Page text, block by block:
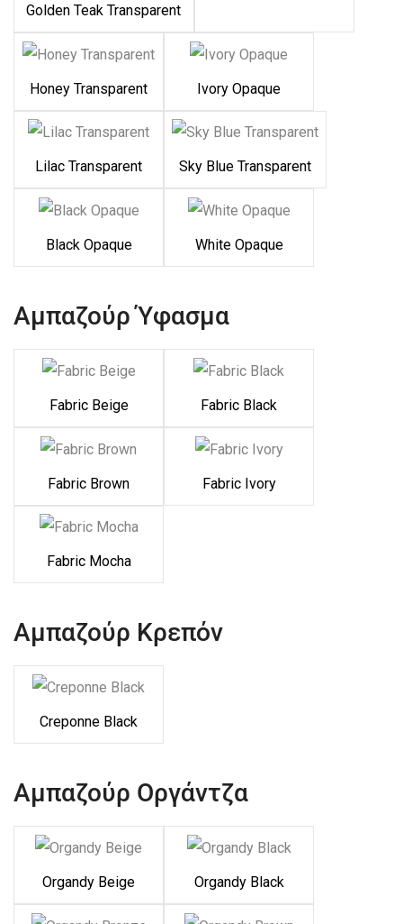
Golden Teak Transparent
Honey Transparent Ivory Opaque
Lilac Transparent Sky Blue Transparent
Black Opaque White Opaque
Αμπαζούρ Ύφασμα
Fabric Beige Fabric Black
Fabric Brown Fabric Ivory
Fabric Mocha
Αμπαζούρ Κρεπόν
Creponne Black
Αμπαζούρ Οργάντζα
Organdy Beige Organdy Black